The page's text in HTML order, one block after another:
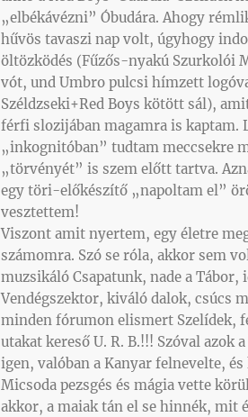
„elbékávézni” Óbudára. Ahogy
hűvös tavaszi nap volt, úgyhogy
öltözködés (Fűzős-nyakú Szurkolói
vót, und Umbro pulcsi hímzett
Széldzseki+Red Boys kötött sál),
férfi slozijában magamra is kaptam.
„inkognitóban” tudtam meccsekre
„törvényét” is szem előtt tartva.
egy töri-előkészítő „napoltam el”
vesztettem!
Viszont amit nyertem, egy életre
számomra. Szó se róla, akkor sem
muzsikáló Csapatunk, nade a Tábor,
Vendégszektor, kiváló dalok, csúcs
minden fórumon elismert Szelídek,
utakat kereső U. R. B.!!! Szóval azok
igen, valóban a Kanyar felnevelte,
Micsoda pezsgés és mágia vette
akkor, a maiak tán el se hinnék, mit